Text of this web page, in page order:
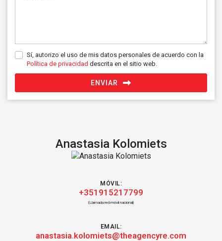
Sí, autorizo el uso de mis datos personales de acuerdo con la
Política de privacidad descrita en el sitio web.
ENVIAR
Anastasia Kolomiets
MÓVIL:
+351915217799
(Llamada red móvil nacional)
EMAIL:
anastasia.kolomiets@theagencyre.com